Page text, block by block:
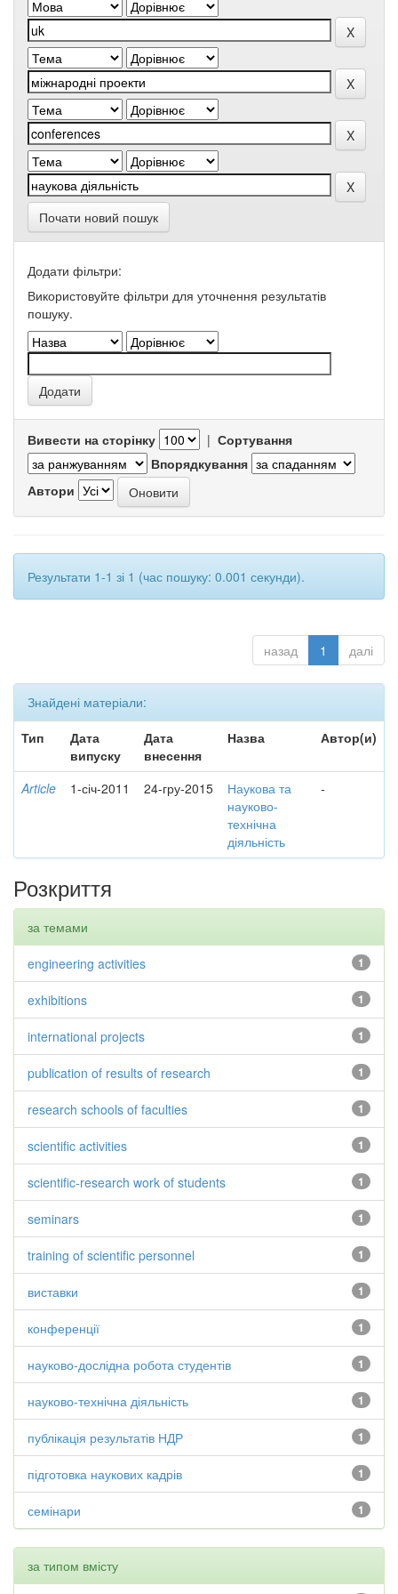
Почати новий пошук
Додати фільтри:
Використовуйте фільтри для уточнення результатів
пошуку.
Вивести на сторінку | Сортування
Впорядкування
Автори
Результати 1-1 зі 1 (час пошуку: 0.001 секунди).
назад 1 далі
Знайдені матеріали:
Тип
Дата
випуску
Дата
внесення
Назва Автор(и)
Article 1-січ-2011 24-гру-2015
Наукова та
науково-
технічна
діяльність
-
Розкриття
за темами
1
engineering activities
1
exhibitions
1
international projects
1
publication of results of research
1
research schools of faculties
1
scientific activities
1
scientific-research work of students
1
seminars
1
training of scientific personnel
1
виставки
1
конференції
1
науково-дослідна робота студентів
1
науково-технічна діяльність
1
публікація результатів НДР
1
підготовка наукових кадрів
1
семінари
за типом вмісту